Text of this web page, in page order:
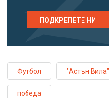
ПОДКРЕПЕТЕ НИ
Футбол "Астън Вила"
победа